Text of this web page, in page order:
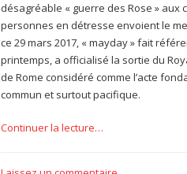
désagréable « guerre des Rose »
personnes en détresse envoient le
ce 29 mars 2017, « mayday » fait
printemps, a officialisé la sortie du
de Rome considéré comme l’acte
commun et surtout pacifique.
Continuer la lecture…